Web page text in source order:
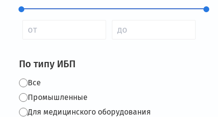
По типу ИБП
Все
Промышленные
Для медицинского оборудования